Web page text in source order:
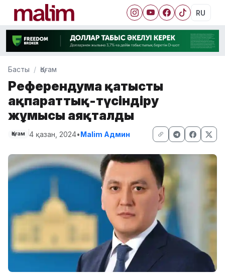
RU
Басты Қоғам
Референдумға қатысты
ақпараттық-түсіндіру
жұмысы аяқталды
Қоғам 4 қазан, 2024•Malim Админ